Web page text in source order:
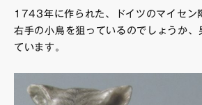
1743年に作られた、ドイツのマイセン
右手の小鳥を狙っているのでしょうか、
ています。